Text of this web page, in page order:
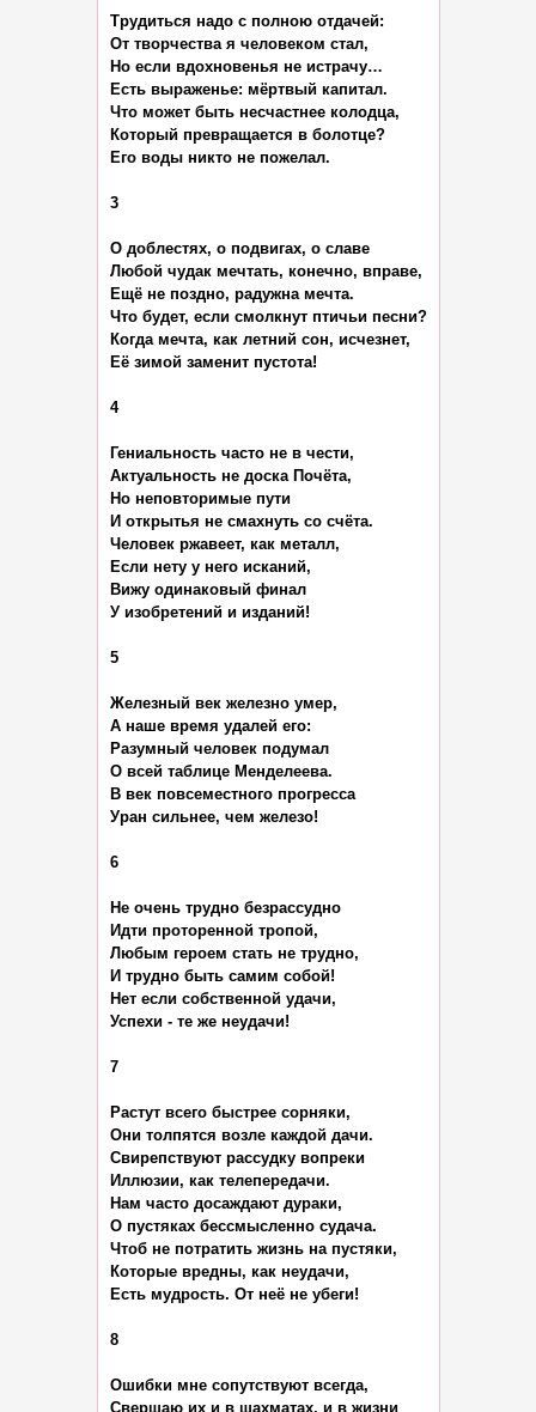
Трудиться надо с полною отдачей:
От творчества я человеком стал,
Но если вдохновенья не истрачу…
Есть выраженье: мёртвый капитал.
Что может быть несчастнее колодца,
Который превращается в болотце?
Его воды никто не пожелал.
3
О доблестях, о подвигах, о славе
Любой чудак мечтать, конечно, вправе,
Ещё не поздно, радужна мечта.
Что будет, если смолкнут птичьи песни?
Когда мечта, как летний сон, исчезнет,
Её зимой заменит пустота!
4
Гениальность часто не в чести,
Актуальность не доска Почёта,
Но неповторимые пути
И открытья не смахнуть со счёта.
Человек ржавеет, как металл,
Если нету у него исканий,
Вижу одинаковый финал
У изобретений и изданий!
5
Железный век железно умер,
А наше время удалей его:
Разумный человек подумал
О всей таблице Менделеева.
В век повсеместного прогресса
Уран сильнее, чем железо!
6
Не очень трудно безрассудно
Идти проторенной тропой,
Любым героем стать не трудно,
И трудно быть самим собой!
Нет если собственной удачи,
Успехи - те же неудачи!
7
Растут всего быстрее сорняки,
Они толпятся возле каждой дачи.
Свирепствуют рассудку вопреки
Иллюзии, как телепередачи.
Нам часто досаждают дураки,
О пустяках бессмысленно судача.
Чтоб не потратить жизнь на пустяки,
Которые вредны, как неудачи,
Есть мудрость. От неё не убеги!
8
Ошибки мне сопутствуют всегда,
Свершаю их и в шахматах, и в жизни